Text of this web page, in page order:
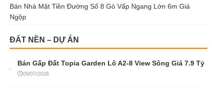
Bán Nhà Mặt Tiền Đường Số 8 Gò Vấp Ngang Lớn 6m Giá
Ngộp
ĐẤT NỀN – DỰ ÁN
Bán Gấp Đất Topia Garden Lô A2-8 View Sông Giá 7.9 Tỷ
09/07/2026